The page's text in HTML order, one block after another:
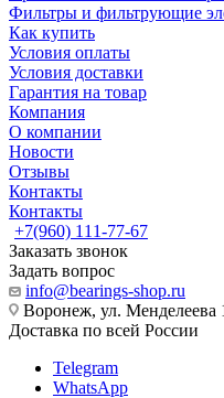
Фильтры и фильтрующие
Как купить
Условия оплаты
Условия доставки
Гарантия на товар
Компания
О компании
Новости
Отзывы
Контакты
Контакты
+7(960) 111-77-67
Заказать звонок
Задать вопрос
info@bearings-shop.ru
Воронеж, ул. Менделеева
Доставка по всей России
Telegram
WhatsApp